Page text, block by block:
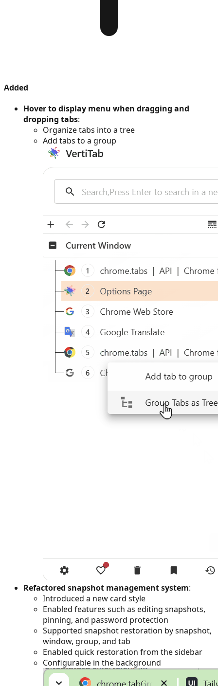
Added
Hover to display menu when dragging and
dropping tabs:
Organize tabs into a tree
Add tabs to a group
Refactored snapshot management system:
Introduced a new card style
Enabled features such as editing snapshots,
pinning, and password protection
Supported snapshot restoration by snapshot,
window, group, and tab
Enabled quick restoration from the sidebar
Configurable in the background